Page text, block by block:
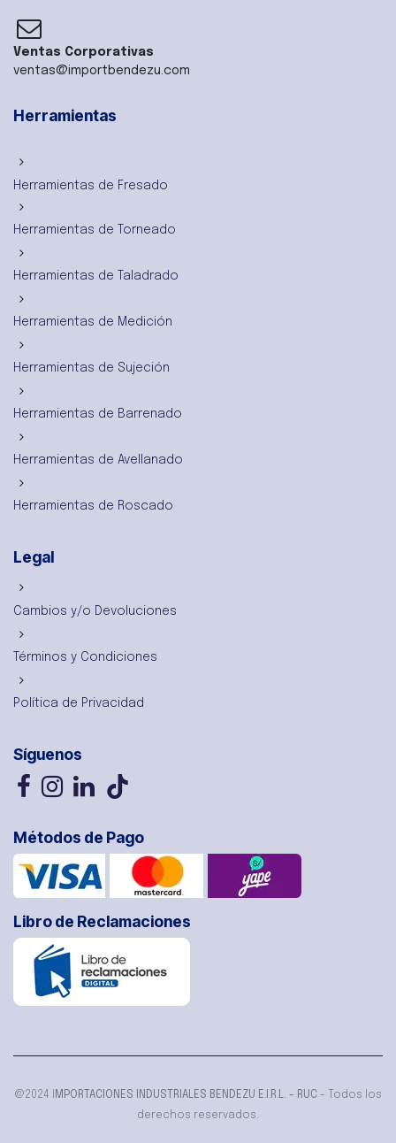
Ventas Corporativas
ventas@importbendezu.com
Herramientas
Herramientas de Fresado
Herramientas de Torneado
Herramientas de Taladrado
Herramientas de Medición
Herramientas de Sujeción
Herramientas de Barrenado
Herramientas de Avellanado
Herramientas de Roscado
Legal
Cambios y/o Devoluciones
Términos y Condiciones
Política de Privacidad
Síguenos
Métodos de Pago
Libro de Reclamaciones
@2024 I MPORTACIONES INDUSTRIALES BENDEZU E.I.R.L. - RUC - Todos los
derechos reservados.